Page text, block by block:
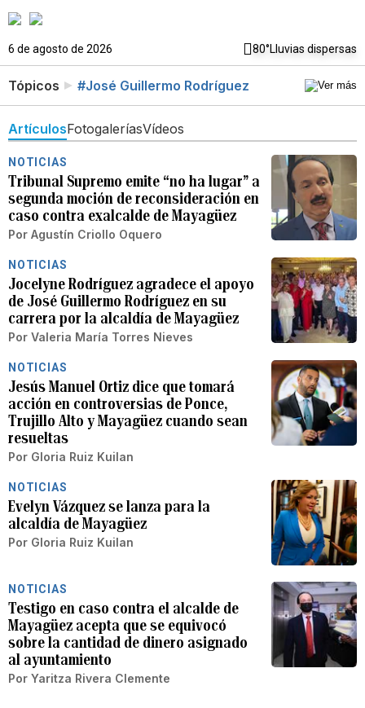
6 de agosto de 2026 80°Lluvias dispersas
Tópicos #José Guillermo Rodríguez
ArtículosFotogaleríasVídeos
NOTICIAS
Tribunal Supremo emite “no ha lugar” a
segunda moción de reconsideración en
caso contra exalcalde de Mayagüez
Por Agustín Criollo Oquero
NOTICIAS
Jocelyne Rodríguez agradece el apoyo
de José Guillermo Rodríguez en su
carrera por la alcaldía de Mayagüez
Por Valeria María Torres Nieves
NOTICIAS
Jesús Manuel Ortiz dice que tomará
acción en controversias de Ponce,
Trujillo Alto y Mayagüez cuando sean
resueltas
Por Gloria Ruiz Kuilan
NOTICIAS
Evelyn Vázquez se lanza para la
alcaldía de Mayagüez
Por Gloria Ruiz Kuilan
NOTICIAS
Testigo en caso contra el alcalde de
Mayagüez acepta que se equivocó
sobre la cantidad de dinero asignado
al ayuntamiento
Por Yaritza Rivera Clemente